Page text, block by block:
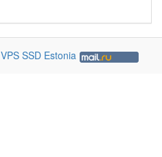
VPS SSD Estonia